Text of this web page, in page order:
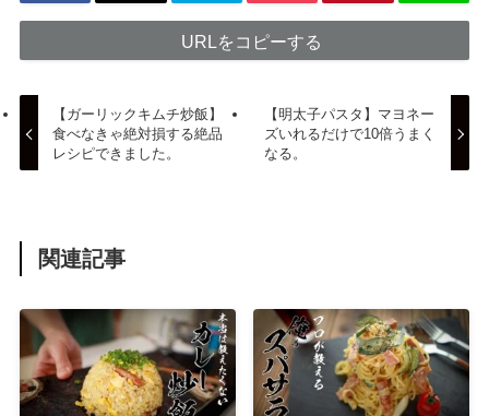
URLをコピーする
【ガーリックキムチ炒飯】
食べなきゃ絶対損する絶品
レシピできました。
【明太子パスタ】マヨネー
ズいれるだけで10倍うまく
なる。
関連記事